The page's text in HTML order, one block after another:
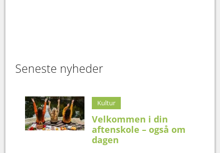
Seneste nyheder
Kultur
Velkommen i din
aftenskole – også om
dagen